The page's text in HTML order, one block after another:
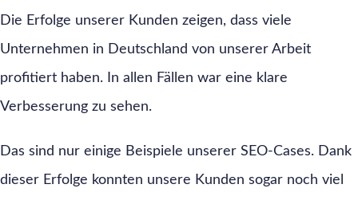
Die Erfolge unserer Kunden zeigen, dass viele
Unternehmen in Deutschland von unserer Arbeit
profitiert haben. In allen Fällen war eine klare
Verbesserung zu sehen.
Das sind nur einige Beispiele unserer SEO-Cases. Dank
dieser Erfolge konnten unsere Kunden sogar noch viel